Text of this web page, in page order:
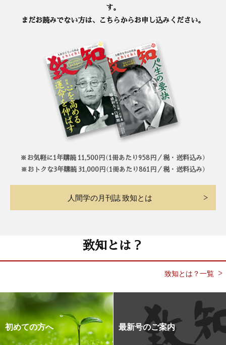
す。
まだお読みでない方は、こちらからお申し込みください。
※お気軽に1年購読 11,500円（1冊あたり958円／税・送料込み）
※おトクな3年購読 31,000円（1冊あたり861円／税・送料込み）
人間学の月刊誌 致知とは
致知とは？
致知とは？一覧
初めての方へ 最新号のご案内